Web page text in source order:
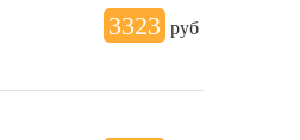
3323 руб